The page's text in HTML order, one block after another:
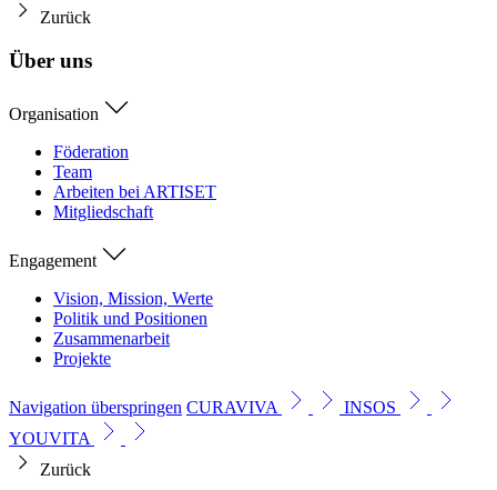
Zurück
Über uns
Organisation
Föderation
Team
Arbeiten bei ARTISET
Mitgliedschaft
Engagement
Vision, Mission, Werte
Politik und Positionen
Zusammenarbeit
Projekte
Navigation überspringen CURAVIVA
INSOS
YOUVITA
Zurück